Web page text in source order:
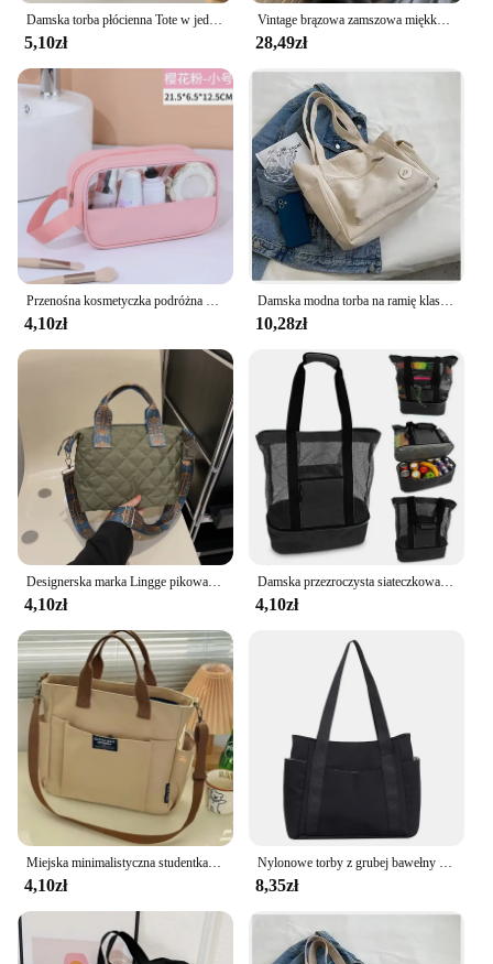
Damska torba płócienna Tote w jednolitym kolorze designerska damska torba na ramię torebka na co dzień o dużej pojemności bawełniana torby plażowe wielokrotnego użytku na zakupy
5,10zł
Vintage brązowa zamszowa miękka skóra PU damskie torebki na ramię duża pojemność torba Crossbody torebka wysokiej jakości moda Hobo torebki
28,49zł
Przenośna kosmetyczka podróżna Damska przezroczysta kosmetyczka Duża pojemność Wielofunkcyjna wodoodporna walizka do przechowywania
4,10zł
Damska modna torba na ramię klasy duża pojemność 2024 nowa płócienna torebka dla dojeżdżających do pracy damska torba
10,28zł
Designerska marka Lingge pikowana wyściełana duża torebka nylonowa damska luksusowy Design torby na ramię Crossbody torba na zakupy
4,10zł
Damska przezroczysta siateczkowa torba o dużej pojemności Dwuwarstwowa ochrona termiczna Duże torby plażowe na piknik Tote Office Lunch Snacks Bag
4,10zł
Miejska minimalistyczna studentka o dużej pojemności dojazdy do pracy poziome płótno jedno ramię przekątna krzyż przenośna torba z grubej bawełny
4,10zł
Nylonowe torby z grubej bawełny o dużej pojemności do pracy Torba do noszenia w stylu college'u Strój studencki Książka Torba na ramię
8,35zł